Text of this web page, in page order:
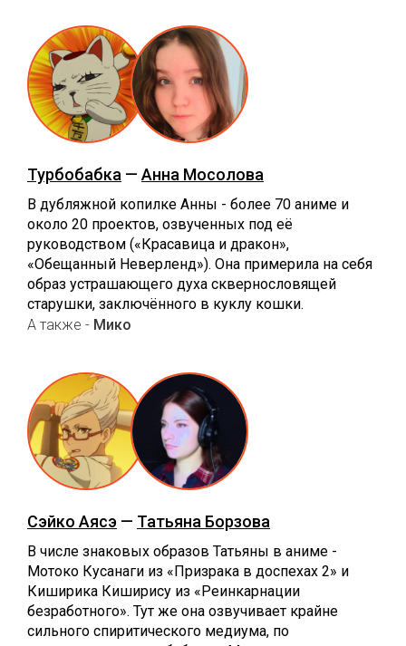
Турбобабка — Анна Мосолова
В дубляжной копилке Анны - более 70 аниме и
около 20 проектов, озвученных под её
руководством («Красавица и дракон»,
«Обещанный Неверленд»). Она примерила на себя
образ устрашающего духа сквернословящей
старушки, заключённого в куклу кошки.
А также - Мико
Сэйко Аясэ — Татьяна Борзова
В числе знаковых образов Татьяны в аниме -
Мотоко Кусанаги из «Призрака в доспехах 2» и
Киширика Киширису из «Реинкарнации
безработного». Тут же она озвучивает крайне
сильного спиритического медиума, по